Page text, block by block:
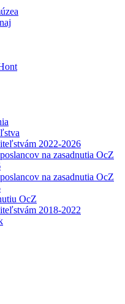
2022-2026
na zasadnutia OcZ
na zasadnutia OcZ
OcZ
2018-2022